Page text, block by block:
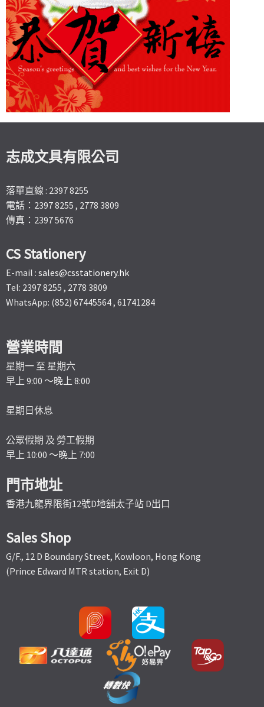
志成文具有限公司
落單直線 : 2397 8255
電話：2397 8255 , 2778 3809
傳真：2397 5676
CS Stationery
E-mail : sales@csstationery.hk
Tel: 2397 8255 , 2778 3809
WhatsApp: (852) 67445564 , 61741284
營業時間
星期一 至 星期六
早上 9:00 ～晚上 8:00
星期日休息
公眾假期 及 勞工假期
早上 10:00 ～晚上 7:00
門市地址
香港九龍界限街12號D地舖太子站 D出口
Sales Shop
G/F., 12 D Boundary Street, Kowloon, Hong Kong
(Prince Edward MTR station, Exit D)